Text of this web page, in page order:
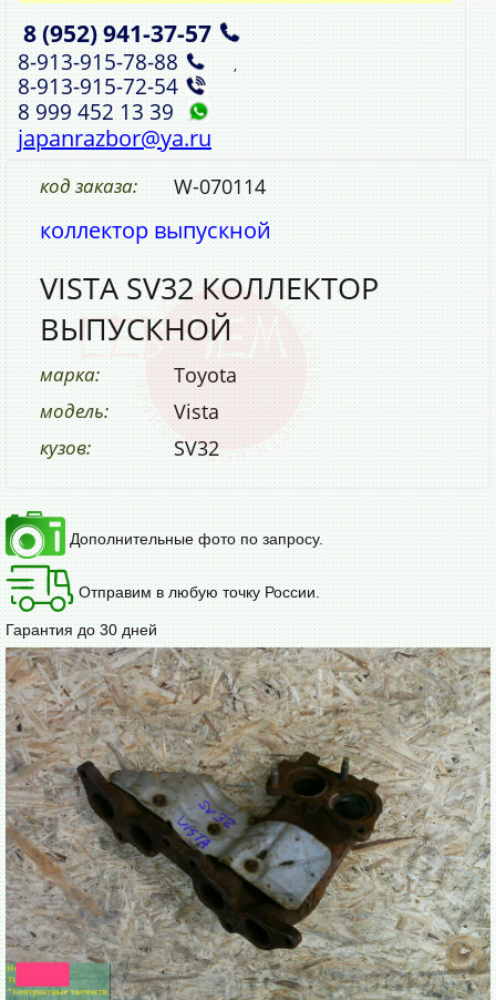
8 (952)941‑37‑57 ,
8‑913‑915‑78‑88 ,
8‑913‑915‑72‑54
8 999 452 13 39
japanrazbor@ya.ru
код заказа: W-070114
коллектор выпускной
VISTA SV32 КОЛЛЕКТОР
ВЫПУСКНОЙ
марка: Toyota
модель: Vista
кузов: SV32
Дополнительные фото по запросу.
Отправим в любую точку России.
Гарантия до 30 дней